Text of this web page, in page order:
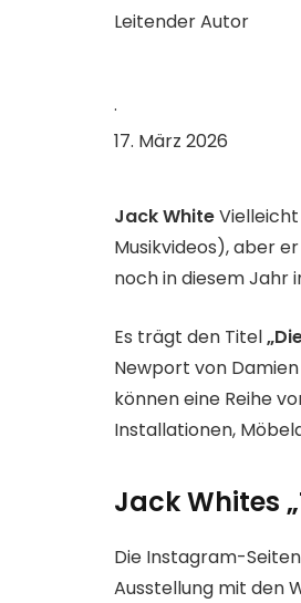
Leitender Autor
·
17. März 2026
Jack White
Musikvideos), aber
noch in diesem Jahr
Es trägt den Titel
Newport von Damien
können eine Reihe
Installationen,
Jack Whites
Die Instagram-
Ausstellung mit den